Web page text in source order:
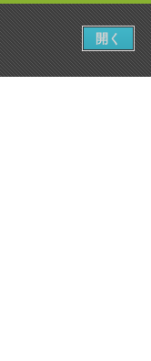
開く